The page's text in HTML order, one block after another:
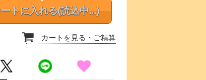
トに入れる(読込中...)
カートを見る ・ご精算